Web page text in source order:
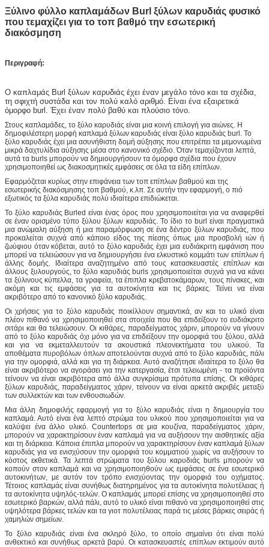
Ξύλινο φύλλο καπλαμάδων Burl ξύλων καρυδιάς φυσικό
που τεμαχίζει για το τοπ βαθμό την εσωτερική
διακόσμηση
Περιγραφή:
Ο καπλαμάς Burl ξύλων καρυδιάς έχει έναν μεγάλο τόνο και τα σχέδια,
τη σφιχτή συστάδα και τον πολύ καλό αριθμό. Είναι ένα εξαιρετικά
όμορφο burl. Έχει έναν πολύ βαθύ και πλούσιο τόνο.
Στους καπλαμάδες, το ξύλο καρυδιάς είναι μια κοινή επιλογή για αιώνες. Η
δημοφιλέστερη μορφή καπλαμά ξύλων καρυδιάς είναι ξύλο καρυδιάς burl. Το
ξύλο καρυδιάς έχει μια ασυνήθιστη δομή αύξησης που επιτρέπει τα μεμονωμένα
μικρά δαχτυλίδια αύξησης μέσα στο κανονικό σχέδιο. Όταν τεμαχίζονται λεπτά,
αυτά τα burls μπορούν να δημιουργήσουν τα όμορφα σχέδια που έχουν
χρησιμοποιηθεί ως διακοσμητικές εμφάσεις σε όλα τα είδη επίπλων.
Εφαρμόζεται κυρίως στην επιφάνεια των τοπ επίπλων βαθμού και της
εσωτερικής διακόσμησης τοπ βαθμού, κ.λπ. Σε αυτήν την εφαρμογή, ο πιό
εξωτικός τα ξύλα καρυδιάς πολύ ιδιαίτερα επιδιώκεται.
Το ξύλο καρυδιάς Burled είναι ένας όρος που χρησιμοποιείται για να αναφερθεί
σε έναν ορισμένο τύπο ξύλου ξύλων καρυδιάς. Το ίδιο το burl είναι πραγματικά
μια ανώμαλη αύξηση ή μια παραμόρφωση σε ένα δέντρο ξύλων καρυδιάς, που
προκαλείται συχνά από κάποιο είδος της πίεσης όπως μια προσβολή ιών ή
ζωύφιου όταν κόβεται, αυτό το ξύλο καρυδιάς έχει μια ευδιάκριτη εμφάνιση που
μπορεί να τελειώσουν για να δημιουργήσει ένα ελκυστικό κομμάτι των επίπλων ή
άλλης δομής. Ιδιαίτερα αναζητημένο από τους κατασκευαστές επίπλων και
άλλους ξυλουργούς, το ξύλο καρυδιάς burls χρησιμοποιείται συχνά για να κάνει
τα ξύλινους κύπελλα, τα γραφεία, τα έπιπλα κρεβατοκάμαρων, τους πίνακες, και
ακόμη και τις εμφάσεις για τα αυτοκίνητα και τις βάρκες. Τείνει να είναι
ακριβότερο από το κανονικό ξύλο καρυδιάς.
Οι χρήσεις για το ξύλο καρυδιάς ποικίλλουν σημαντικά, αν και το υλικό είναι
πλέον πιθανό να χρησιμοποιηθεί στα στοιχεία που θα επιδείξουν το ευδιάκριτο
σιτάρι και θα τελειώσουν. Οι κιθάρες, παραδείγματος χάριν, μπορούν να γίνουν
από το ξύλο καρυδιάς όχι μόνο για να επιδείξουν την ομορφιά του ξύλου, αλλά
και για να εκμεταλλευτούν τα ακουστικά πλεονεκτήματα του υλικού. Τα
αποθέματα πυροβόλων όπλων αποτελούνται συχνά από το ξύλο καρυδιάς, πάλι
για την ομορφιά, αλλά και για τη διάρκεια. Αυτό αναζήτησε ιδιαίτερα το ξύλο θα
είναι ακριβότερο να αγοράσει για την κατεργασία, έτσι τελειωμένη - τα προϊόντα
τείνουν να είναι ακριβότερα από άλλα συγκρίσιμα πρότυπα επίσης. Οι κιθάρες
ξύλων καρυδιάς, παραδείγματος χάριν, τείνουν να είναι αρκετά ακριβές μεταξύ
των συλλεκτών και των ενθουσιωδών.
Μια άλλη δημοφιλής εφαρμογή για το ξύλο καρυδιάς είναι η δημιουργία του
καπλαμά. Αυτό είναι ένα λεπτό στρώμα του υλικού που χρησιμοποιείται για να
καλύψει ένα άλλο υλικό. Countertops σε μια κουζίνα, παραδείγματος χάριν,
μπορούν να χαρακτηρίσουν έναν καπλαμά για να αυξήσουν την αισθητικές αξία
και τη διάρκεια. Κάποια έπιπλα μπορούν να χαρακτηρίσουν έναν καπλαμά ξύλων
καρυδιάς για να ενισχύσουν την ομορφιά του κομματιού χωρίς να αυξήσουν το
κόστος εκθετικά. Τα λεπτά στρώματα του ξύλου καρυδιάς burls μπορούν να
κοπούν στον καπλαμά και να χρησιμοποιηθούν ως εμφάσεις σε ένα εσωτερικό
αυτοκινήτων, με αυτόν τον τρόπο ενισχύοντας την ομορφιά του οχήματος.
Τέτοιος καπλαμάς είναι συνήθως διατηρημένος για τα αυτοκίνητα πολυτέλειας ή
τα αυτοκίνητα υψηλός-τελών. Ο καπλαμάς μπορεί επίσης να χρησιμοποιηθεί στο
εσωτερικό βαρκών, αλλά πάλι, αυτό το υλικό είναι πιθανό να χρησιμοποιηθεί στις
υψηλότερα βάρκες τελών και τα γιοτ πολυτέλειας παρά τις μέσες βάρκες σειράς ή
χαμηλών σημείων.
Το ξύλο καρυδιάς είναι ένα σκληρό ξύλο, το οποίο σημαίνει ότι είναι πολύ
ανθεκτικό και συνήθως αρκετά βαρύ. Οι κατασκευαστές επίπλων εκτιμούν αυτό